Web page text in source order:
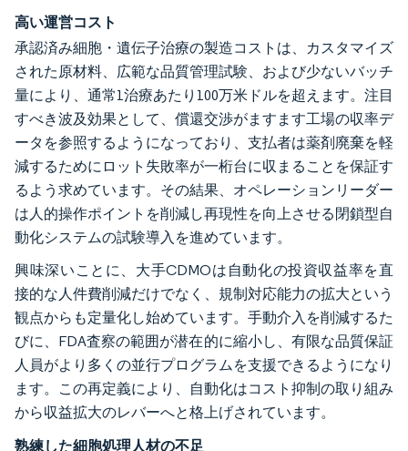
高い運営コスト
承認済み細胞・遺伝子治療の製造コストは、カスタマイズ
された原材料、広範な品質管理試験、および少ないバッチ
量により、通常1治療あたり100万米ドルを超えます。注目
すべき波及効果として、償還交渉がますます工場の収率デ
ータを参照するようになっており、支払者は薬剤廃棄を軽
減するためにロット失敗率が一桁台に収まることを保証す
るよう求めています。その結果、オペレーションリーダー
は人的操作ポイントを削減し再現性を向上させる閉鎖型自
動化システムの試験導入を進めています。
興味深いことに、大手CDMOは自動化の投資収益率を直
接的な人件費削減だけでなく、規制対応能力の拡大という
観点からも定量化し始めています。手動介入を削減するた
びに、FDA査察の範囲が潜在的に縮小し、有限な品質保証
人員がより多くの並行プログラムを支援できるようになり
ます。この再定義により、自動化はコスト抑制の取り組み
から収益拡大のレバーへと格上げされています。
熟練した細胞処理人材の不足